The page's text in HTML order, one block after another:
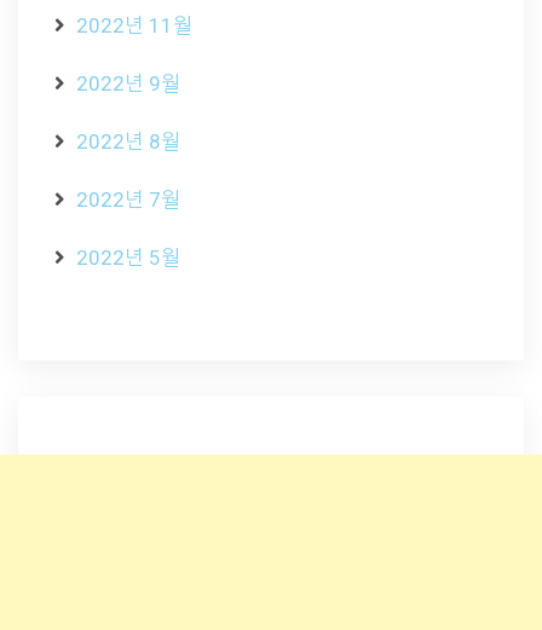
2022년 11월
2022년 9월
2022년 8월
2022년 7월
2022년 5월